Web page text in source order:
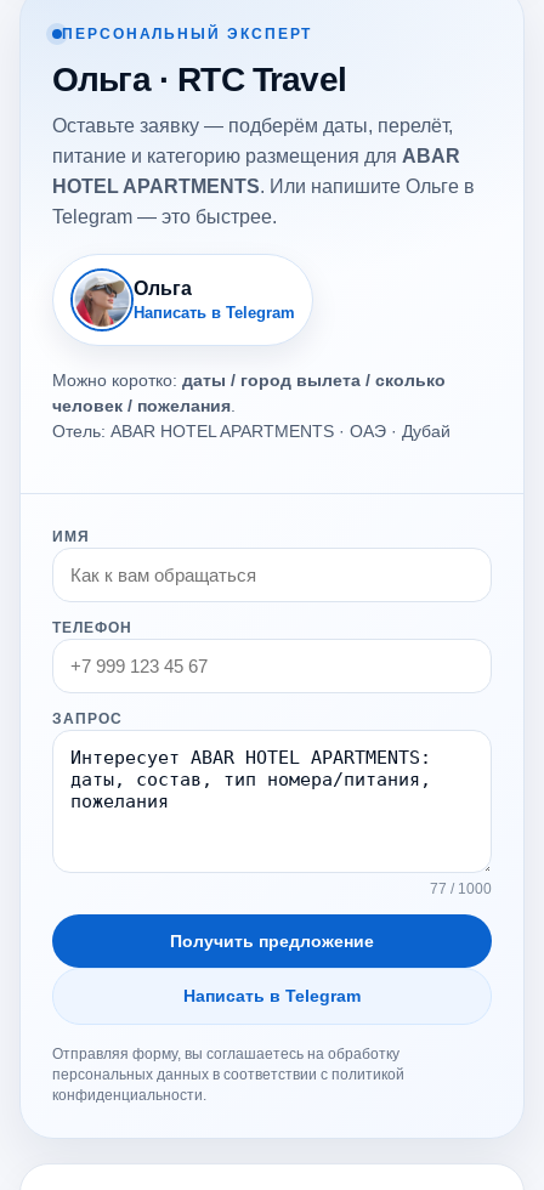
ПЕРСОНАЛЬНЫЙ ЭКСПЕРТ
Ольга · RTC Travel
Оставьте заявку — подберём даты, перелёт,
питание и категорию размещения для ABAR
HOTEL APARTMENTS. Или напишите Ольге в
Telegram — это быстрее.
Ольга
Написать в Telegram
Можно коротко: даты / город вылета / сколько
человек / пожелания.
Отель: ABAR HOTEL APARTMENTS · ОАЭ · Дубай
ИМЯ
ТЕЛЕФОН
ЗАПРОС
77 / 1000
Получить предложение
Написать в Telegram
Отправляя форму, вы соглашаетесь на обработку
персональных данных в соответствии с политикой
конфиденциальности.